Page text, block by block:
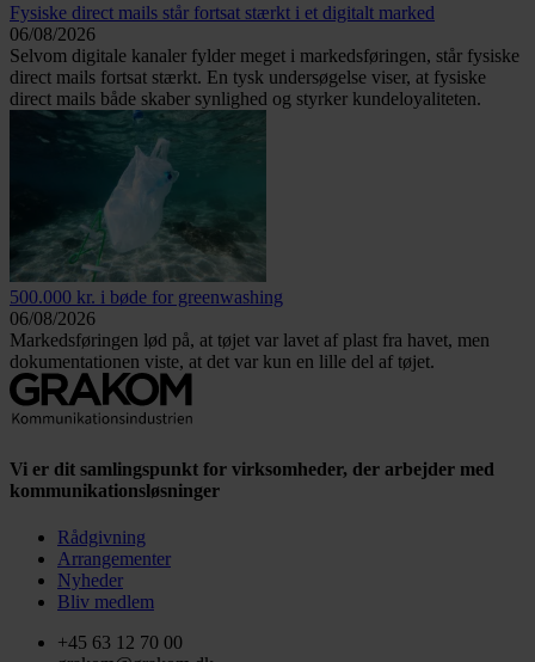
Fysiske direct mails står fortsat stærkt i et digitalt marked
06/08/2026
Selvom digitale kanaler fylder meget i markedsføringen, står fysiske
direct mails fortsat stærkt. En tysk undersøgelse viser, at fysiske
direct mails både skaber synlighed og styrker kundeloyaliteten.
500.000 kr. i bøde for greenwashing
06/08/2026
Markedsføringen lød på, at tøjet var lavet af plast fra havet, men
dokumentationen viste, at det var kun en lille del af tøjet.
Vi er dit samlingspunkt for virksomheder, der arbejder med
kommunikationsløsninger
Rådgivning
Arrangementer
Nyheder
Bliv medlem
+45 63 12 70 00